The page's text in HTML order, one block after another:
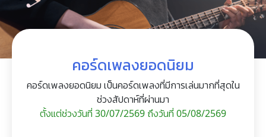
คอร์ดเพลงยอดนิยม
คอร์ดเพลงยอดนิยม เป็นคอร์ดเพลงที่มีการเล่นมากที่สุดใน
ช่วงสัปดาห์ที่ผ่านมา
ตั้งแต่ช่วงวันที่ 30/07/2569 ถึงวันที่ 05/08/2569